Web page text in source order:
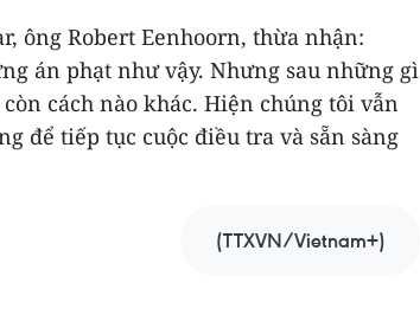
ông Robert Eenhoorn, thừa nhận:
án phạt như vậy. Nhưng sau những gì
cách nào khác. Hiện chúng tôi vẫn
để tiếp tục cuộc điều tra và sẵn sàng
(TTXVN/Vietnam+)